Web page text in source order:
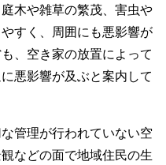
木や雑草の繁茂、害虫や
すく、周囲にも悪影響が
、空き家の放置によって
悪影響が及ぶと案内して
管理が行われていない空
などの面で地域住民の生